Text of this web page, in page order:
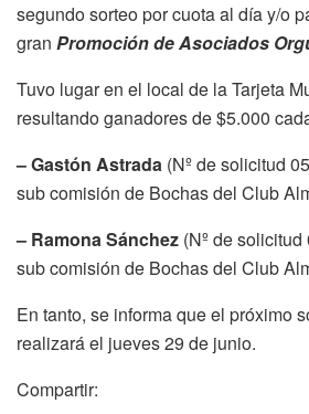
segundo sorteo por cuota al día y/o
gran Promoción de Asociados
Tuvo lugar en el local de la Tarjeta
resultando ganadores de $5.000
– Gastón Astrada (Nº de solicitud
sub comisión de Bochas del Club
– Ramona Sánchez (Nº de
sub comisión de Bochas del Club
En tanto, se informa que el próximo
realizará el jueves 29 de junio.
Compartir: